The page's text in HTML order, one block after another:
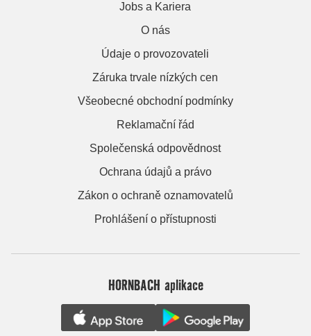
Jobs a Kariera
O nás
Údaje o provozovateli
Záruka trvale nízkých cen
Všeobecné obchodní podmínky
Reklamační řád
Společenská odpovědnost
Ochrana údajů a právo
Zákon o ochraně oznamovatelů
Prohlášení o přístupnosti
HORNBACH aplikace